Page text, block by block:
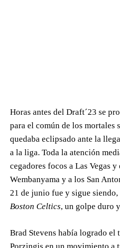
Horas antes del Draft´23 se
para el común de los mortales
quedaba eclipsado ante la
a la liga. Toda la atención
cegadores focos a Las Vegas
Wembanyama y a los San
21 de junio fue y sigue
Boston Celtics, un golpe duro
Brad Stevens había logrado el